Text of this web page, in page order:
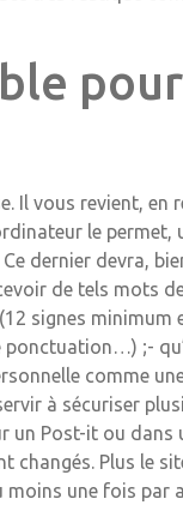
vous revient, en
le
dernier devra,
de tels mots
signes
ponctuation…) ;-
comme
à sécuriser
un Post-it ou
Plus le
une fois par